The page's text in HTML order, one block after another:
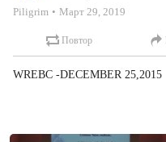
Piligrim Март 29, 2019
Повтор
WREBC -DECEMBER 25,2015